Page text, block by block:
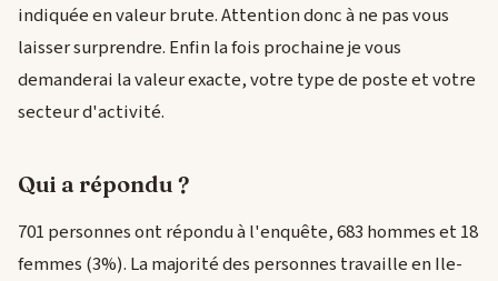
indiquée en valeur brute. Attention donc à ne pas vous
laisser surprendre. Enfin la fois prochaine je vous
demanderai la valeur exacte, votre type de poste et votre
secteur d'activité.
Qui a répondu ?
701 personnes ont répondu à l'enquête, 683 hommes et 18
femmes (3%). La majorité des personnes travaille en Ile-